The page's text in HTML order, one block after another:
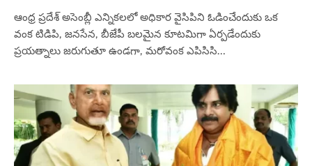
ఆంధ్ర ప్రదేశ్ అసెంబ్లీ ఎన్నికలలో అధికార వైసిపిని ఓడించేందుకు ఒక
వంక టిడిపి, జనసేన, బీజేపీ బలమైన కూటమిగా ఏర్పడేందుకు
ప్రయత్నాలు జరుగుతూ ఉండగా, మరోవంక ఎపిసిసి…